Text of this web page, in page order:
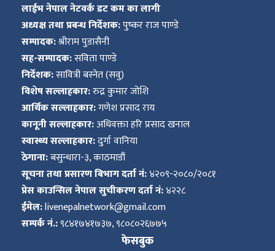
लाईभ नेपाल नेटवर्क डट कम का लागी
अध्यक्ष तथा प्रबन्ध निर्देशक:पुष्कर राज पाण्डे
सम्पादक:श्रीराम पुडासैनी
सह-सम्पादक:सविता पाण्डे
निर्देशक:सावित्री बस्नेत (सवु)
विशेष सल्लाहकार:रुद्र कुमार जोशि
आर्थिक सल्लाहकार:गणेश प्रसाद राय
कानूनी सल्लाहकार:अधिवक्ता हरि प्रसाद खनाल
स्वास्थ्य सल्लाहकार:दुर्गा वानिया
ठेगाना:बसुन्धारा-३, काठमाडौं
सूचना तथा प्रसारण बिभाग दर्ता नं:४२०९-२०८०/२०८१
प्रेस काउन्सिल नेपाल सुचीकरण दर्ता नं:४२२८
ईमेल:livenepalnetwork@gmail.com
सम्पर्क नं.:९८४१७४१७३७, ९८०८०२६७७५
फेसबुक